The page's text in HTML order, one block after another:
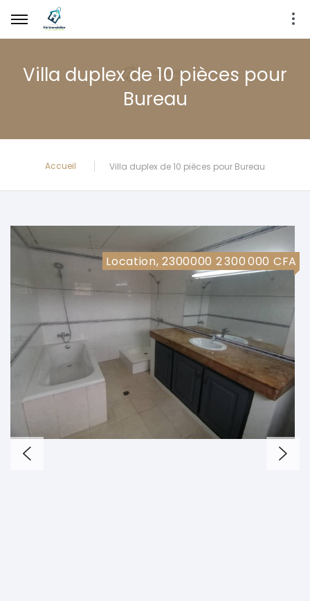
Villa duplex de 10 pièces pour
Bureau
Accueil Villa duplex de 10 pièces pour Bureau
Location, 2300000 2 300 000 CFA